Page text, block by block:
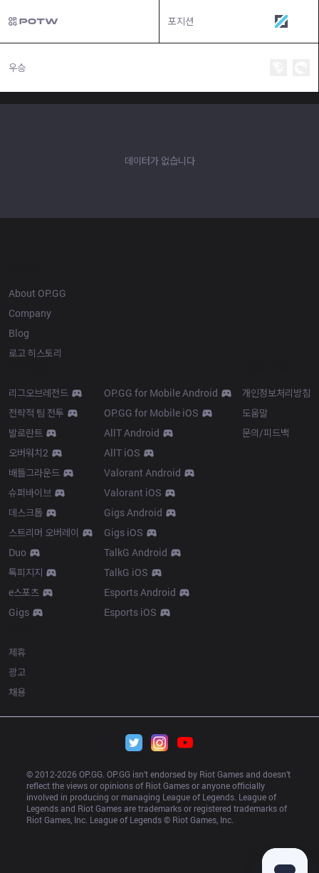
포지션
우승
데이터가 없습니다
About OP.GG
Company
Blog
로고 히스토리
리그오브레전드
전략적 팀 전투
발로란트
오버워치2
배틀그라운드
슈퍼바이브
데스크톱
스트리머 오버레이
Duo
톡피지지
e스포츠
Gigs
OP.GG for Mobile Android
OP.GG for Mobile iOS
AllT Android
AllT iOS
Valorant Android
Valorant iOS
Gigs Android
Gigs iOS
TalkG Android
TalkG iOS
Esports Android
Esports iOS
개인정보처리방침
도움말
문의/피드백
제휴
광고
채용
© 2012-2026 OP.GG. OP.GG isn’t endorsed by Riot Games and doesn’t
reflect the views or opinions of Riot Games or anyone officially
involved in producing or managing League of Legends. League of
Legends and Riot Games are trademarks or registered trademarks of
Riot Games, Inc. League of Legends © Riot Games, Inc.